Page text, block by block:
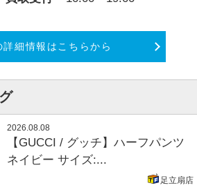
詳細情報はこちらから
2026.08.08
【GUCCI / グッチ】ハーフパンツ
ネイビー サイズ:...
足立扇店